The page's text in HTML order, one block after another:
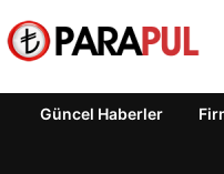
Güncel Haberler